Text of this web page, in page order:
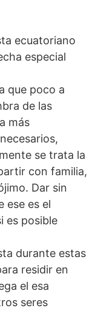
ecuatoriano
especial
que poco a
de las
más
se trata la
con familia,
Dar sin
ese es el
es posible
durante estas
residir en
el esa
seres